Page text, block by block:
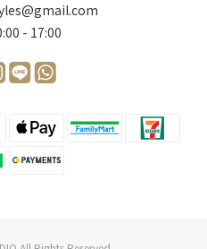
- 17:00